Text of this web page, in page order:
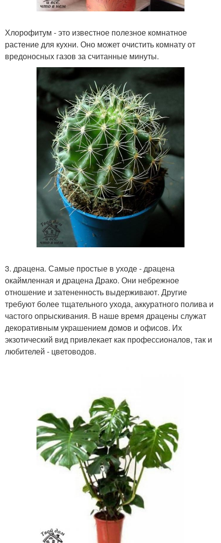
Хлорофитум - это известное полезное комнатное
растение для кухни. Оно может очистить комнату от
вредоносных газов за считанные минуты.
3. драцена. Самые простые в уходе - драцена
окаймленная и драцена Драко. Они небрежное
отношение и затененность выдерживают. Другие
требуют более тщательного ухода, аккуратного полива и
частого опрыскивания. В наше время драцены служат
декоративным украшением домов и офисов. Их
экзотический вид привлекает как профессионалов, так и
любителей - цветоводов.